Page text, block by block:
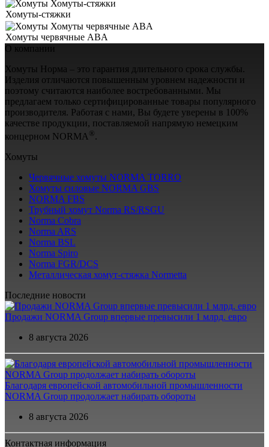
Хомуты-стяжки
Хомуты червячные ABA
О компании
Хомуты Норма – это гарантия длительного срока службы.
Изделия отличаются повышенным уровнем надежности и
поэтому считаются наиболее востребованными. Мы
предлагаем только сертифицированные товары популярного
производителя. Работая с нами, Вы будете уверены в 100%
качестве продукции, поставляемой напрямую немецким
концерном NORMA ®.
Хомуты
Червячные хомуты NORMA TORRO
Хомуты силовые NORMA GBS
NORMA FBS
Трубный хомут Norma RS/RSGU
Norma Cobra
Norma ARS
Norma BSL
Norma Spiro
Norma FGR/DCS
Металлическая хомут-стяжка Normetta
Последние новости
Продажи NORMA Group впервые превысили 1 млрд. евро
8 августа 2026
Благодаря европейской автомобильной промышленности
NORMA Group продолжает набирать обороты
8 августа 2026
Контактная информация